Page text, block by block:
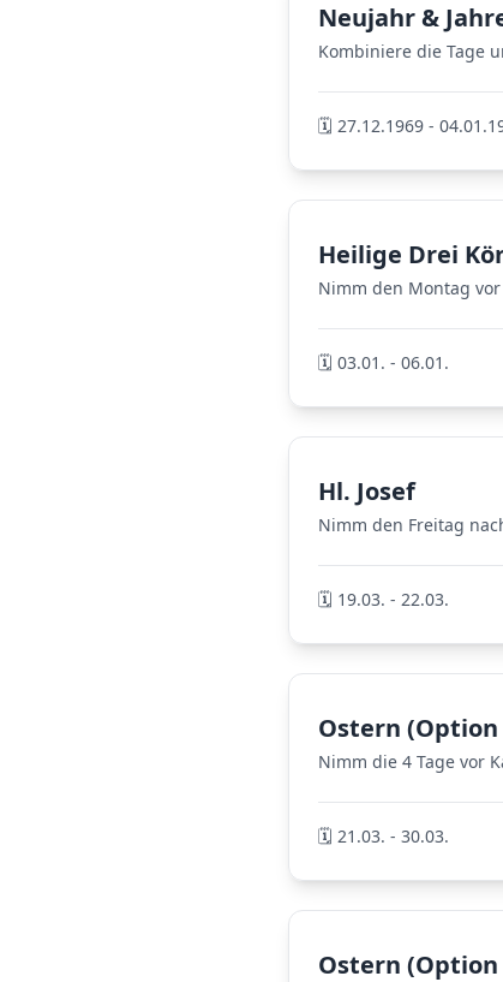
Neujahr &
Kombiniere die Tage
🗓️ 27.12.1969 -
Heilige Drei
Nimm den Montag
🗓️ 03.01. - 06.01.
Hl. Josef
Nimm den Freitag
🗓️ 19.03. - 22.03.
Ostern (Option
Nimm die 4 Tage vor
🗓️ 21.03. - 30.03.
Ostern (Option